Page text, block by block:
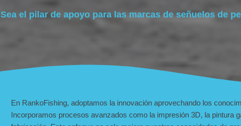
Sea el pilar de apoyo para las marcas de señuelos de
En RankoFishing, adoptamos la innovación aprovechando los
Incorporamos procesos avanzados como la impresión 3D, la pintura